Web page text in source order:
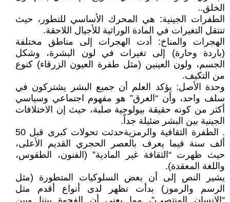
الخلق..
الطفرات الجينية: هي المحرك الأساسي للتطور، حيث
تنتقل التغيرات في المادة الوراثية للأجيال اللاحقة.
الهجرات والمناخ: أدت الهجرات إلى مناطق مختلفة
(باردة وحارة) إلى تغيرات في لون البشرة، وشكل
الجسم، ولون العينين (مثل طفرة العيون الزرقاء) كنوع
من التكيف.
وحدة الأصل: يؤكد العلم أن جميع البشر يشتركون في
سلف واحد، وأن “العرق” هو مفهوم اجتماعي وسياسي
أكثر من كونه حقيقة بيولوجية صلبة، حيث إن الاختلافات
الجينية بين البشر ضئيلة جداً.
. الطفرة الثقافية والرمزيةحدثت تحولات كبرى قبل 50
ألف سنة فيما يعرف بالعصر الحجري القديم الأعلى،
حيث ظهرت “الثقافة غير المادية” (الفنون، الطقوس،
واللغة المعقدة).
يشير النص إلى أن بعض السلوكيات المتطورة (مثل
الرسم والرموز) بدأت تظهر لدى أنواع أقدم مثل